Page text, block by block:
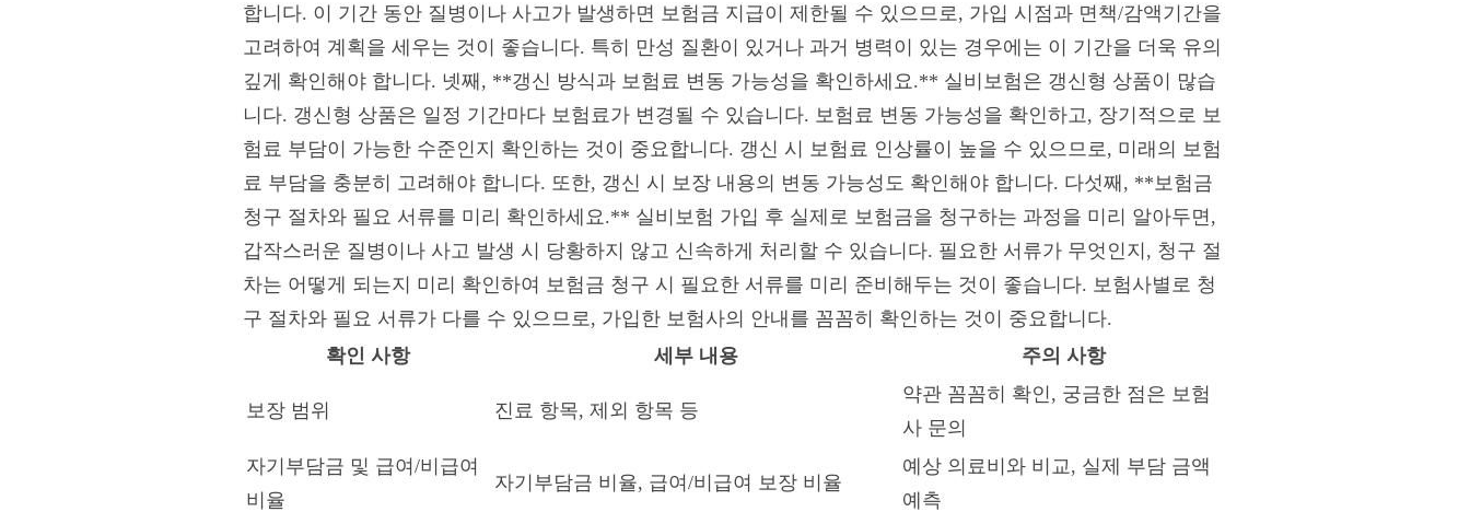
합니다. 이 기간 동안 질병이나 사고가 발생하면 보험금 지급이 제한될 수 있으므로, 가입 시점과 면책/감액기간을
고려하여 계획을 세우는 것이 좋습니다. 특히 만성 질환이 있거나 과거 병력이 있는 경우에는 이 기간을 더욱 유의
깊게 확인해야 합니다. 넷째, **갱신 방식과 보험료 변동 가능성을 확인하세요.** 실비보험은 갱신형 상품이 많습
니다. 갱신형 상품은 일정 기간마다 보험료가 변경될 수 있습니다. 보험료 변동 가능성을 확인하고, 장기적으로 보
험료 부담이 가능한 수준인지 확인하는 것이 중요합니다. 갱신 시 보험료 인상률이 높을 수 있으므로, 미래의 보험
료 부담을 충분히 고려해야 합니다. 또한, 갱신 시 보장 내용의 변동 가능성도 확인해야 합니다. 다섯째, **보험금
청구 절차와 필요 서류를 미리 확인하세요.** 실비보험 가입 후 실제로 보험금을 청구하는 과정을 미리 알아두면,
갑작스러운 질병이나 사고 발생 시 당황하지 않고 신속하게 처리할 수 있습니다. 필요한 서류가 무엇인지, 청구 절
차는 어떻게 되는지 미리 확인하여 보험금 청구 시 필요한 서류를 미리 준비해두는 것이 좋습니다. 보험사별로 청
구 절차와 필요 서류가 다를 수 있으므로, 가입한 보험사의 안내를 꼼꼼히 확인하는 것이 중요합니다.
확인 사항
세부 내용 주의 사항
보장 범위 진료 항목, 제외 항목 등
약관 꼼꼼히 확인, 궁금한 점은 보험
사 문의
자기부담금 및 급여/비급여
비율
자기부담금 비율, 급여/비급여 보장 비율
예상 의료비와 비교, 실제 부담 금액
예측